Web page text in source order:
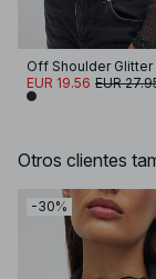
EUR 19.56 EUR
Otros clientes
-30%